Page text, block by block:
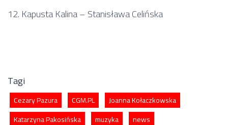
12. Kapusta Kalina – Stanisława Celińska
Tagi
Cezary Pazura CGM.PL
Joanna Kołaczkowska
Katarzyna Pakosińska
muzyka news